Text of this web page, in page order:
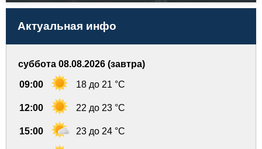
Актуальная инфо
суббота 08.08.2026 (завтра)
09:00 18 до 21 °C
12:00 22 до 23 °C
15:00 23 до 24 °C